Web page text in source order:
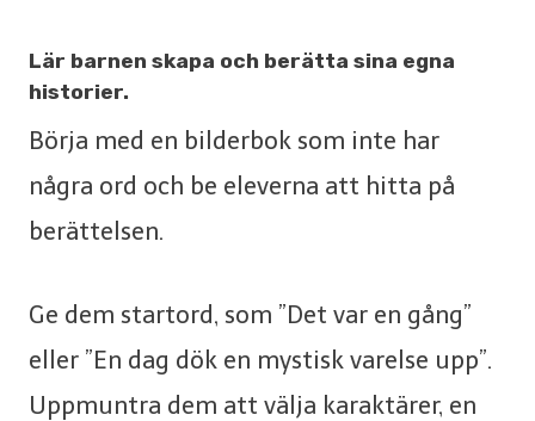
Lär barnen skapa och berätta sina egna
historier.
Börja med en bilderbok som inte har
några ord och be eleverna att hitta på
berättelsen.
Ge dem startord, som ”Det var en gång”
eller ”En dag dök en mystisk varelse upp”.
Uppmuntra dem att välja karaktärer, en